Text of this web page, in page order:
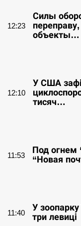
12:23
Силы
объекты…
12:10
У США
тисяч…
11:53
Под огнем
“Новая
11:40
У зоопарку
три левиці